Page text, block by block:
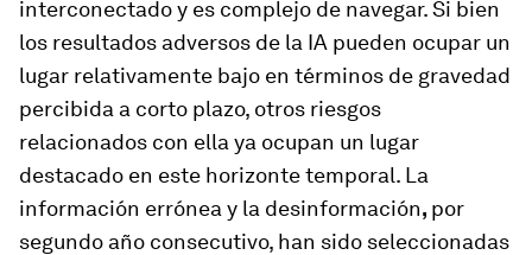
interconectado y es complejo de navegar. Si bien
los resultados adversos de la IA pueden ocupar un
lugar relativamente bajo en términos de gravedad
percibida a corto plazo, otros riesgos
relacionados con ella ya ocupan un lugar
destacado en este horizonte temporal. La
información errónea y la desinformación, por
segundo año consecutivo, han sido seleccionadas